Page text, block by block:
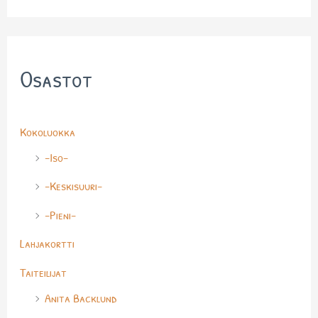
Osastot
Kokoluokka
-Iso-
-Keskisuuri-
-Pieni-
Lahjakortti
Taiteilijat
Anita Backlund